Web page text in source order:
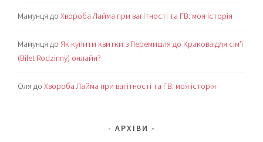
Мамунця доХвороба Лайма при вагітності та ГВ: моя історія
Мамунця до Як купити квитки з Перемишля до Кракова для сім’ї
(Bilet Rodzinny) онлайн?
Оля доХвороба Лайма при вагітності та ГВ: моя історія
АРХІВИ